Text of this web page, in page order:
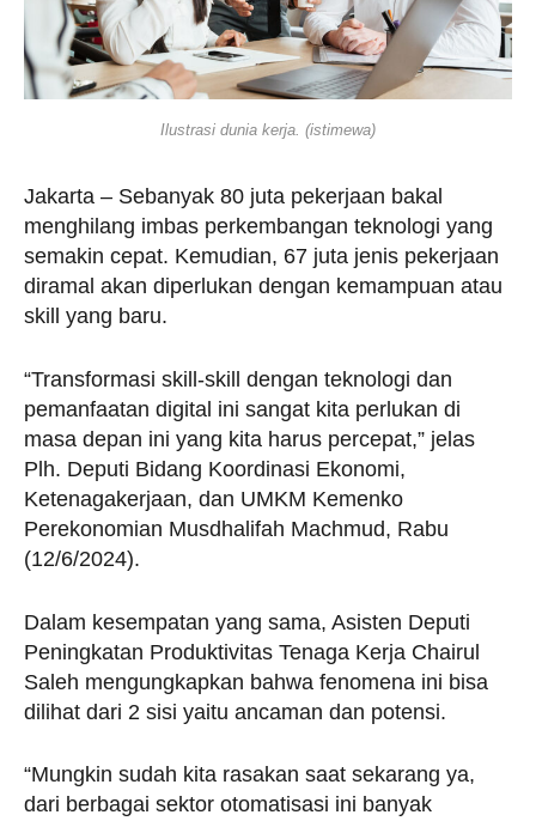
Ilustrasi dunia kerja. (istimewa)
Jakarta – Sebanyak 80 juta pekerjaan bakal
menghilang imbas perkembangan teknologi yang
semakin cepat. Kemudian, 67 juta jenis pekerjaan
diramal akan diperlukan dengan kemampuan atau
skill yang baru.
“Transformasi skill-skill dengan teknologi dan
pemanfaatan digital ini sangat kita perlukan di
masa depan ini yang kita harus percepat,” jelas
Plh. Deputi Bidang Koordinasi Ekonomi,
Ketenagakerjaan, dan UMKM Kemenko
Perekonomian Musdhalifah Machmud, Rabu
(12/6/2024).
Dalam kesempatan yang sama, Asisten Deputi
Peningkatan Produktivitas Tenaga Kerja Chairul
Saleh mengungkapkan bahwa fenomena ini bisa
dilihat dari 2 sisi yaitu ancaman dan potensi.
“Mungkin sudah kita rasakan saat sekarang ya,
dari berbagai sektor otomatisasi ini banyak